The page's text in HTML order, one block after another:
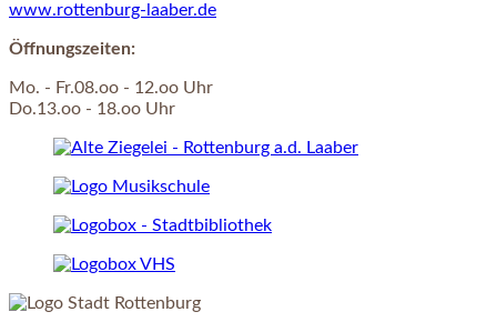
www.rottenburg-laaber.de
Öffnungszeiten:
Mo. - Fr.08.oo - 12.oo Uhr
Do.13.oo - 18.oo Uhr